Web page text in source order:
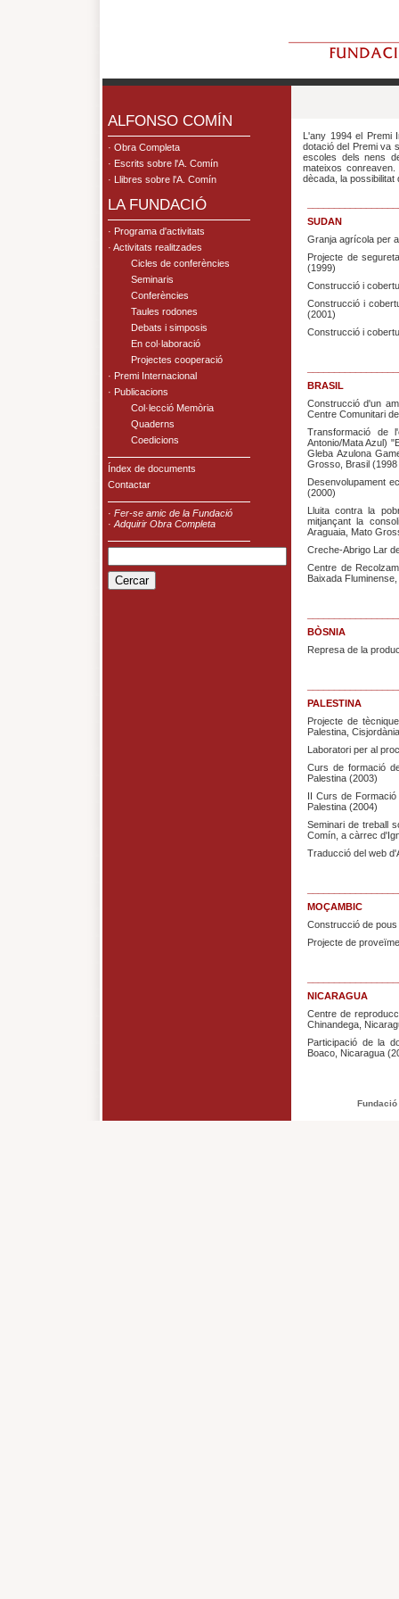
ALFONSO COMÍN
· Obra Completa
· Escrits sobre l'A. Comín
· Llibres sobre l'A. Comín
LA FUNDACIÓ
· Programa d'activitats
· Activitats realitzades
Cicles de conferències
Seminaris
Conferències
Taules rodones
Debats i simposis
En col·laboració
Projectes cooperació
· Premi Internacional
· Publicacions
Col·lecció Memòria
Quaderns
Coedicions
Índex de documents
Contactar
· Fer-se amic de la Fundació
· Adquirir Obra Completa
L'any 1994 el Premi
dotació del Premi va
escoles dels nens
mateixos
dècada, la
SUDAN
Granja agrícola per
Projecte de
(1999)
Construcció i
Construcció i
(2001)
Construcció i
BRASIL
Construcció d'un
Centre Comunitari
Transformació de
Antonio/Mata Azul)
Gleba Azulona
Grosso, Brasil (1998
Desenvolupament
(2000)
Lluita contra la
mitjançant la
Araguaia, Mato
Creche-Abrigo Lar
Centre de
Baixada
BÒSNIA
Represa de la
PALESTINA
Projecte de
Palestina,
Laboratori per al
Curs de formació
Palestina (2003)
II Curs de
Palestina (2004)
Seminari de treball
Comín, a càrrec
Traducció del web
MOÇAMBIC
Construcció de
Projecte de
NICARAGUA
Centre de
Chinandega,
Participació de la
Boaco, Nicaragua